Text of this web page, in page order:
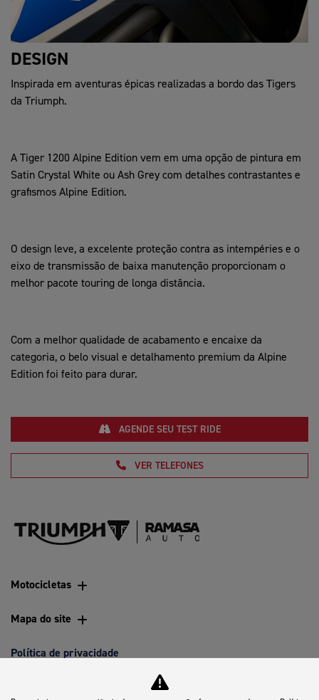
DESIGN
Inspirada em aventuras épicas realizadas a bordo das Tigers
da Triumph.
A Tiger 1200 Alpine Edition vem em uma opção de pintura em
Satin Crystal White ou Ash Grey com detalhes contrastantes e
grafismos Alpine Edition.
O design leve, a excelente proteção contra as intempéries e o
eixo de transmissão de baixa manutenção proporcionam o
melhor pacote touring de longa distância.
Com a melhor qualidade de acabamento e encaixe da
categoria, o belo visual e detalhamento premium da Alpine
Edition foi feito para durar.
VER TELEFONES
AGENDE SEU TEST RIDE
Motocicletas
Mapa do site
Política de privacidade